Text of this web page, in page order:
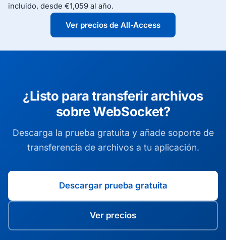
incluido, desde €1,059 al año.
Ver precios de All-Access
¿Listo para transferir archivos
sobre WebSocket?
Descarga la prueba gratuita y añade soporte de
transferencia de archivos a tu aplicación.
Descargar prueba gratuita
Ver precios